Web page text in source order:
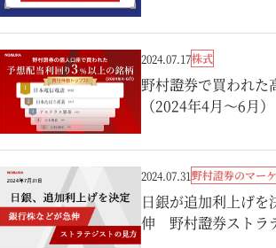
2024.07.17株式
野村證券で買われた
（2024年4月～6月）
2024.07.31野村證券のマー
日銀が追加利上げ
伸 野村證券ストラ